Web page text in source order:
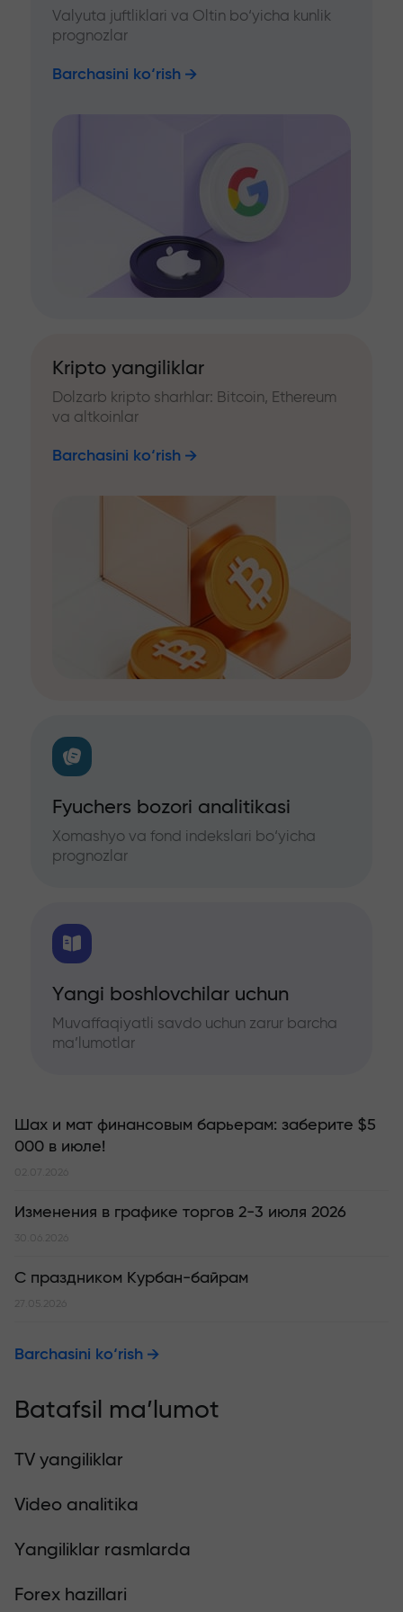
Valyuta juftliklari va Oltin bo‘yicha kunlik
prognozlar
Barchasini ko‘rish
Kripto yangiliklar
Dolzarb kripto sharhlar: Bitcoin, Ethereum
va altkoinlar
Barchasini ko‘rish
Fyuchers bozori analitikasi
Xomashyo va fond indekslari bo‘yicha
prognozlar
Yangi boshlovchilar uchun
Muvaffaqiyatli savdo uchun zarur barcha
ma’lumotlar
Шах и мат финансовым барьерам: заберите $5
000 в июле!
02.07.2026
Изменения в графике торгов 2-3 июля 2026
30.06.2026
С праздником Курбан-байрам
27.05.2026
Barchasini ko‘rish
Batafsil ma’lumot
TV yangiliklar
Video analitika
Yangiliklar rasmlarda
Forex hazillari